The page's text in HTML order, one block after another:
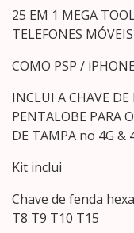
25 EM 1 MEGA
TELEFONES MÓVEIS
COMO PSP /
INCLUI A CHAVE DE
PENTALOBE PARA
DE TAMPA no 4G &
Kit inclui
Chave de fenda
T8 T9 T10 T15